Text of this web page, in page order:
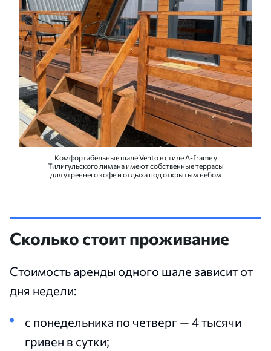
Комфортабельные шале Vento в стиле A-frame у
Тилигульского лимана имеют собственные террасы
для утреннего кофе и отдыха под открытым небом
Сколько стоит проживание
Стоимость аренды одного шале зависит от
дня недели:
с понедельника по четверг — 4 тысячи
гривен в сутки;